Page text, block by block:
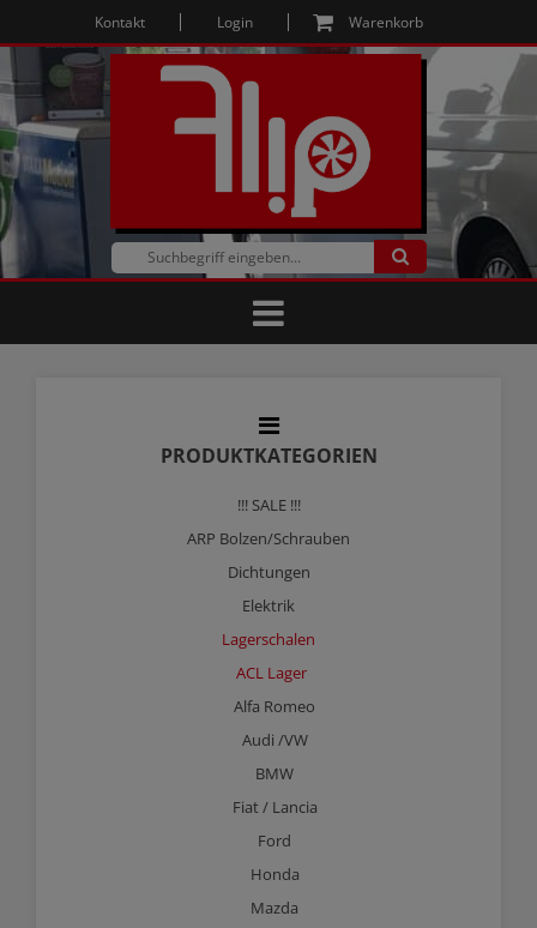
Kontakt Login Warenkorb
PRODUKTKATEGORIEN
!!! SALE !!!
ARP Bolzen/Schrauben
Dichtungen
Elektrik
Lagerschalen
ACL Lager
Alfa Romeo
Audi /VW
BMW
Fiat / Lancia
Ford
Honda
Mazda